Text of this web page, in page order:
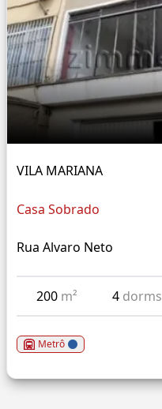
VILA MARIANA
Casa Sobrado
Rua Alvaro Neto
200 m² 4 dorms
Metrô